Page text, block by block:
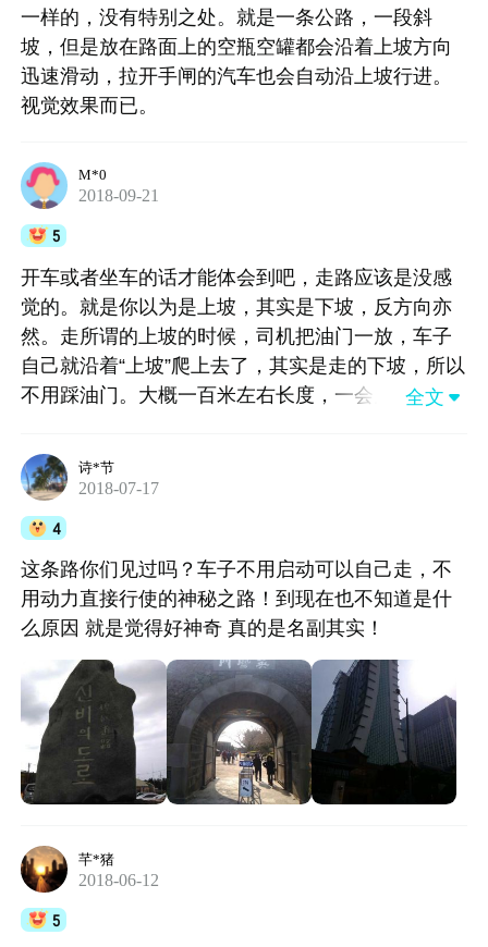
一样的，没有特别之处。就是一条公路，一段斜
坡，但是放在路面上的空瓶空罐都会沿着上坡方向
迅速滑动，拉开手闸的汽车也会自动沿上坡行进。
视觉效果而已。
M*0
2018-09-21
5
开车或者坐车的话才能体会到吧，走路应该是没感
觉的。就是你以为是上坡，其实是下坡，反方向亦
然。走所谓的上坡的时候，司机把油门一放，车子
自己就沿着“上坡”爬上去了，其实是走的下坡，所以
不用踩油门。大概一百米左右长度，一会儿就过去
全文 
诗*节
2018-07-17
4
这条路你们见过吗？车子不用启动可以自己走，不
用动力直接行使的神秘之路！到现在也不知道是什
么原因 就是觉得好神奇 真的是名副其实！
芊*猪
2018-06-12
5